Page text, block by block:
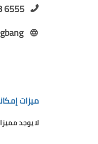
6555
ميزات
لا يوجد